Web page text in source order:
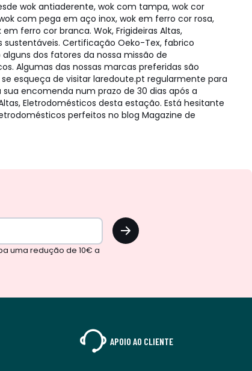
wok antiaderente, wok com tampa, wok cor
com pega em aço inox, wok em ferro cor rosa,
ferro cor branca. Wok, Frigideiras Altas,
Certificação Oeko-Tex, fabrico
dos fatores da nossa missão de
Algumas das nossas marcas preferidas são
esqueça de visitar laredoute.pt regularmente para
encomenda num prazo de 30 dias após a
Eletrodomésticos desta estação. Está hesitante
perfeitos no blog Magazine de
OK
uma redução de 10€ a
APOIO AO CLIENTE